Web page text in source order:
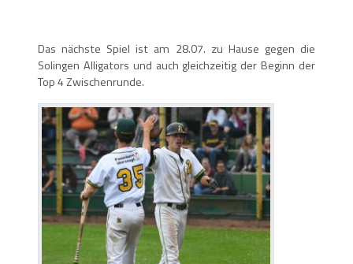
Das nächste Spiel ist am 28.07. zu Hause gegen die
Solingen Alligators und auch gleichzeitig der Beginn der
Top 4 Zwischenrunde.